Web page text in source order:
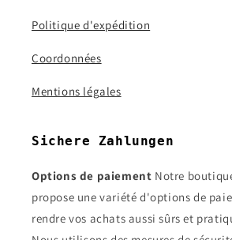
Politique d'expédition
Coordonnées
Mentions légales
Sichere Zahlungen
Options de paiement Notre
propose une variété d'options de
rendre vos achats aussi sûrs et